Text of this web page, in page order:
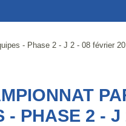
- Phase 2 - J 2 - 08 février
- PHASE 2 - J